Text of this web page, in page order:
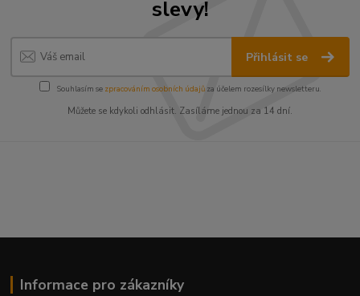
slevy!
Přihlásit se
Souhlasím se zpracováním osobních údajůza účelem rozesílky newsletteru.
Můžete se kdykoli odhlásit. Zasíláme jednou za 14 dní.
Informace pro zákazníky